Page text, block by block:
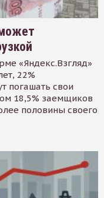
«Яндекс.Взгляд»
22%
погашать свои
18,5% заемщиков
половины своего